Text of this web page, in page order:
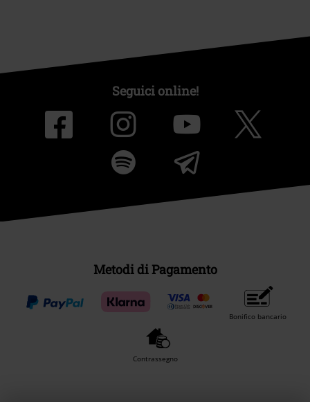
Seguici online!
Metodi di Pagamento
Bonifico bancario
Contrassegno